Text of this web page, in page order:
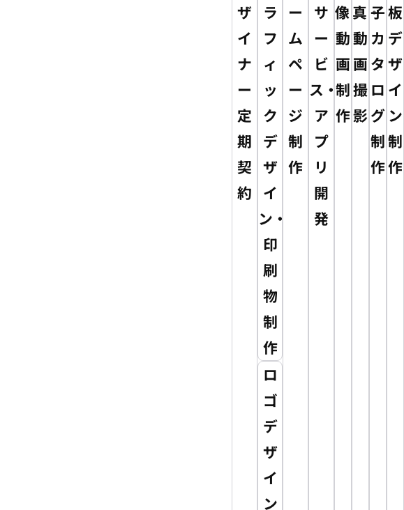
ザ
イ
ナ
ー
定
期
契
約
ラ
フ
ィ
ッ
ク
デ
ザ
イ
ン・
印
刷
物
制
作
ロ
ゴ
デ
ザ
イ
ン
ー
ム
ペ
ー
ジ
制
作
サ
ー
ビ
ス・
ア
プ
リ
開
発
像・
動
画
制
作
真・
動
画
撮
影
子
カ
タ
ロ
グ
制
作
板
デ
ザ
イ
ン
制
作